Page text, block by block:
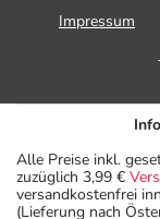
Impressum
Alle Preise inkl.
zuzüglich 3,99 €
versandkostenfrei
(Lieferung nach